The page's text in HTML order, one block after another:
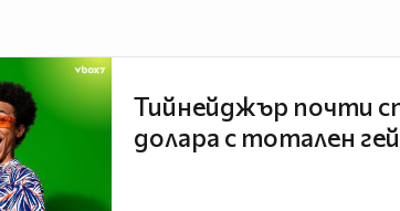
Тийнейджър почти
долара с тотален